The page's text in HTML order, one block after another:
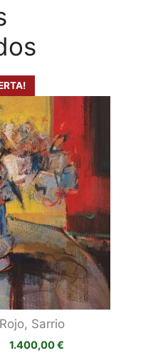
Sarrio
El
1.400,00€